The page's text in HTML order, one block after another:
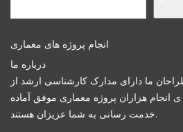
انجام پروژه های معماری
درباره ما
ما دارای مدارک کارشناسی ارشد از
ی انجام هزاران پروژه معماری موفق آماده
خدمت رسانی به شما عزیزان هستند.